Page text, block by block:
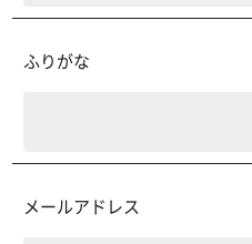
ふりがな
メールアドレス